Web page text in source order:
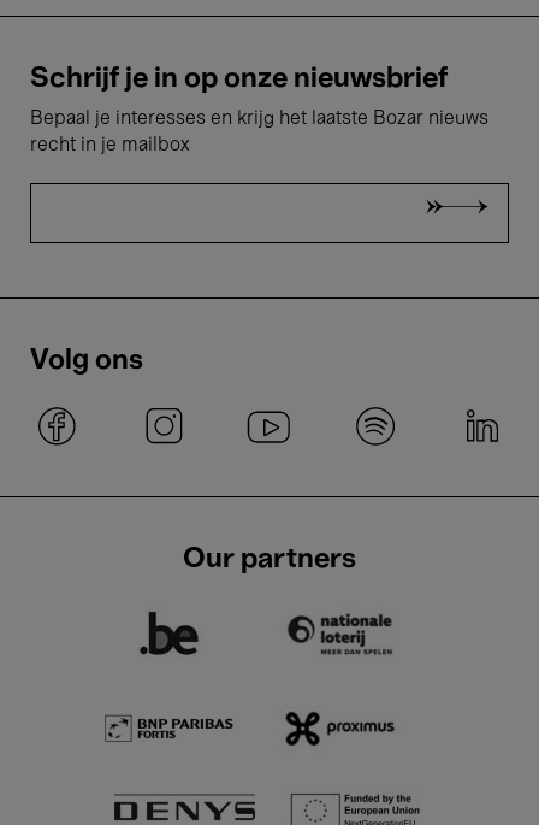
Schrijf je in op onze nieuwsbrief
Bepaal je interesses en krijg het laatste Bozar nieuws
recht in je mailbox
Volg ons
Our partners